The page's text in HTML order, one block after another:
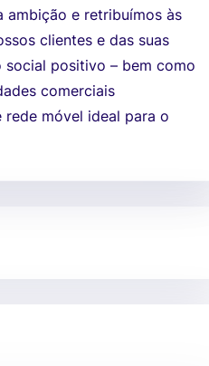
ambição e retribuímos às
clientes e das suas
positivo – bem como
comerciais
móvel ideal para o